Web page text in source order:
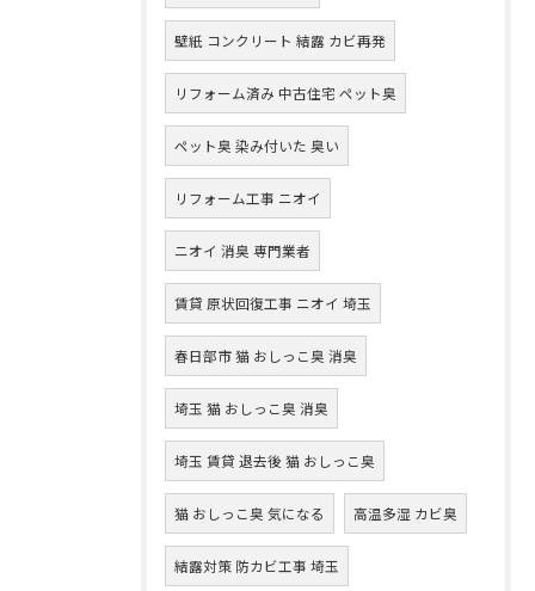
壁紙 コンクリート 結露 カビ再発
リフォーム済み 中古住宅 ペット臭
ペット臭 染み付いた 臭い
リフォーム工事 ニオイ
ニオイ 消臭 専門業者
賃貸 原状回復工事 ニオイ 埼玉
春日部市 猫 おしっこ臭 消臭
埼玉 猫 おしっこ臭 消臭
埼玉 賃貸 退去後 猫 おしっこ臭
猫 おしっこ臭 気になる 高温多湿 カビ臭
結露対策 防カビ工事 埼玉